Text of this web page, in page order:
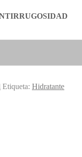
Etiqueta: Hidratante